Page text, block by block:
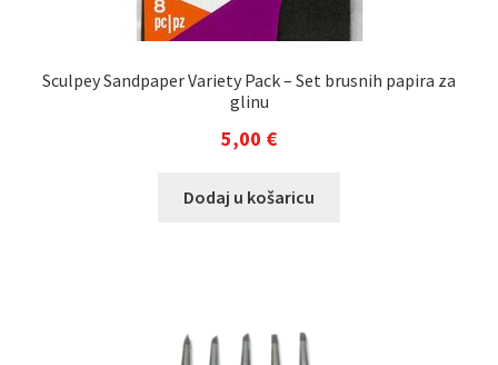
Sculpey Sandpaper Variety Pack – Set brusnih papira za
glinu
5,00 €
Dodaj u košaricu